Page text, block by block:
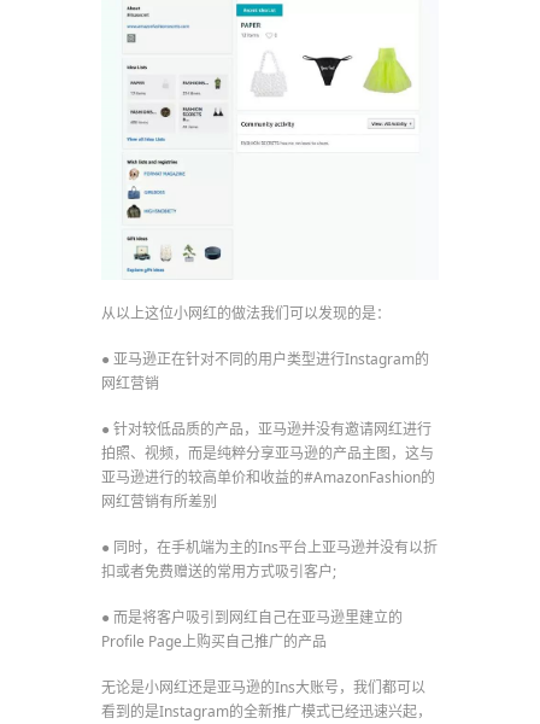
从以上这位小网红的做法我们可以发现的是：
● 亚马逊正在针对不同的用户类型进行Instagram的
网红营销
● 针对较低品质的产品，亚马逊并没有邀请网红进行
拍照、视频，而是纯粹分享亚马逊的产品主图，这与
亚马逊进行的较高单价和收益的#AmazonFashion的
网红营销有所差别
● 同时，在手机端为主的Ins平台上亚马逊并没有以折
扣或者免费赠送的常用方式吸引客户;
● 而是将客户吸引到网红自己在亚马逊里建立的
Profile Page上购买自己推广的产品
无论是小网红还是亚马逊的Ins大账号，我们都可以
看到的是Instagram的全新推广模式已经迅速兴起，